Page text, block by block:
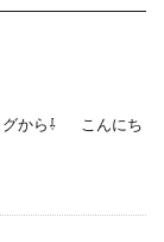
グから⇩ こんにち